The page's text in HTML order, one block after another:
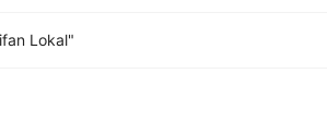
Lokal"